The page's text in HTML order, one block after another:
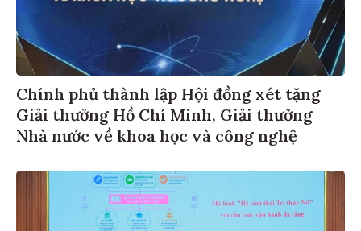
Chính phủ thành lập Hội đồng xét tặng
Giải thưởng Hồ Chí Minh, Giải thưởng
Nhà nước về khoa học và công nghệ